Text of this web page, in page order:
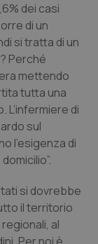
dei casi
di un
si tratta di un
Perché
mettendo
tutta una
L’infermiere di
sul
l’esigenza di
si dovrebbe
il territorio
al